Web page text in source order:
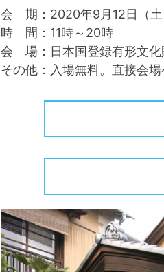
会 期：2020年9月12日（土
時 間：11時～20時
会 場：日本国登録有形文
その他：入場無料。直接会